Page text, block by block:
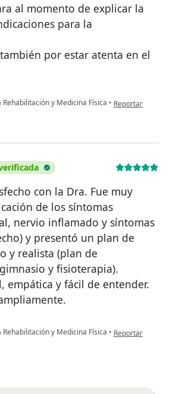
al momento de explicar la
para la
por estar atenta en el
y Medicina Física • en opinión del
Reportar
con la Dra. Fue muy
de los síntomas
nervio inflamado y síntomas
y presentó un plan de
y realista (plan de
y fisioterapia).
empática y fácil de entender.
y Medicina Física • en opinión del
Reportar